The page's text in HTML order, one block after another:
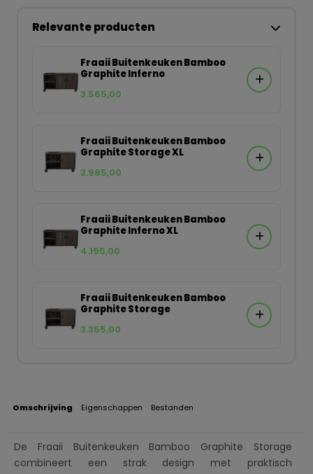
Relevante producten
Fraaii Buitenkeuken Bamboo
Graphite Inferno
3.565,00
Fraaii Buitenkeuken Bamboo
Graphite Storage XL
3.985,00
Fraaii Buitenkeuken Bamboo
Graphite Inferno XL
4.195,00
Fraaii Buitenkeuken Bamboo
Graphite Storage
3.355,00
Omschrijving Eigenschappen Bestanden
De Fraaii Buitenkeuken Bamboo Graphite Storage
combineert een strak design met praktisch